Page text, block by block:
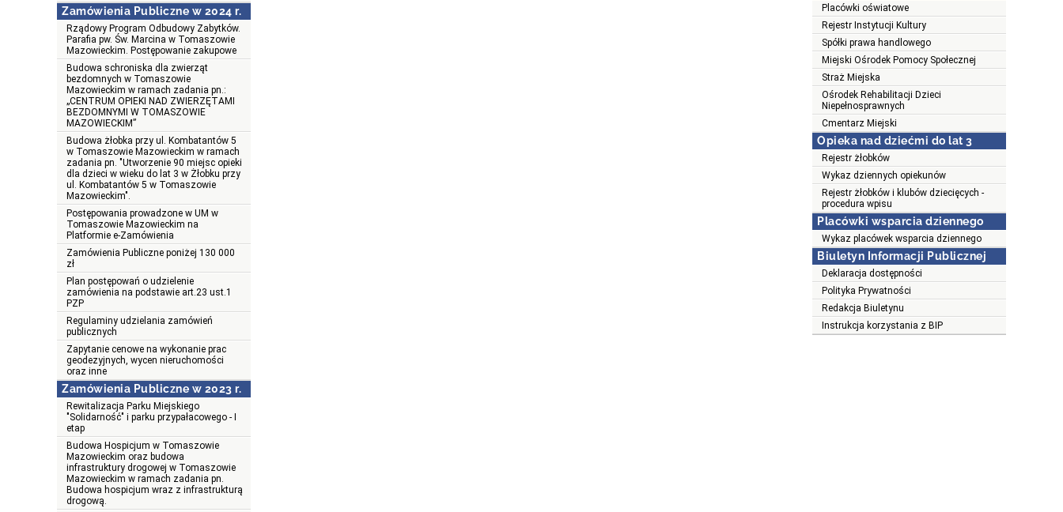
Zamówienia Publiczne w 2024 r.
Rządowy Program Odbudowy Zabytków.
Parafia pw. Św. Marcina w Tomaszowie
Mazowieckim. Postępowanie zakupowe
Budowa schroniska dla zwierząt
bezdomnych w Tomaszowie
Mazowieckim w ramach zadania pn.:
„CENTRUM OPIEKI NAD ZWIERZĘTAMI
BEZDOMNYMI W TOMASZOWIE
MAZOWIECKIM”
Budowa żłobka przy ul. Kombatantów 5
w Tomaszowie Mazowieckim w ramach
zadania pn. "Utworzenie 90 miejsc opieki
dla dzieci w wieku do lat 3 w Żłobku przy
ul. Kombatantów 5 w Tomaszowie
Mazowieckim".
Postępowania prowadzone w UM w
Tomaszowie Mazowieckim na
Platformie e-Zamówienia
Zamówienia Publiczne poniżej 130 000
zł
Plan postępowań o udzielenie
zamówienia na podstawie art.23 ust.1
PZP
Regulaminy udzielania zamówień
publicznych
Zapytanie cenowe na wykonanie prac
geodezyjnych, wycen nieruchomości
oraz inne
Zamówienia Publiczne w 2023 r.
Rewitalizacja Parku Miejskiego
"Solidarność" i parku przypałacowego - I
etap
Budowa Hospicjum w Tomaszowie
Mazowieckim oraz budowa
infrastruktury drogowej w Tomaszowie
Mazowieckim w ramach zadania pn.
Budowa hospicjum wraz z infrastrukturą
drogową.
Placówki oświatowe
Rejestr Instytucji Kultury
Spółki prawa handlowego
Miejski Ośrodek Pomocy Społecznej
Straż Miejska
Ośrodek Rehabilitacji Dzieci
Niepełnosprawnych
Cmentarz Miejski
Opieka nad dziećmi do lat 3
Rejestr żłobków
Wykaz dziennych opiekunów
Rejestr żłobków i klubów dziecięcych -
procedura wpisu
Placówki wsparcia dziennego
Wykaz placówek wsparcia dziennego
Biuletyn Informacji Publicznej
Deklaracja dostępności
Polityka Prywatności
Redakcja Biuletynu
Instrukcja korzystania z BIP